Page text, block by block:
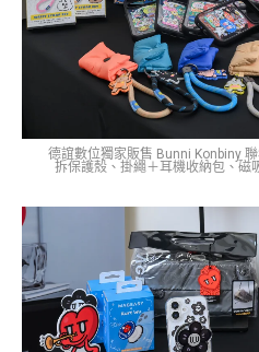
德誼數位獨家販售 Bunni Konbiny
拆保護殼、掛繩＋耳機收納包、磁